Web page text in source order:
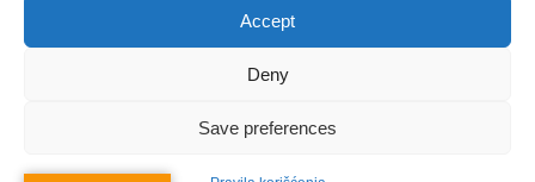
Accept
Deny
Save preferences
Ne šaljemo spamove! Pročitajte naša
Sva prava zadržava Sve o arheologiji 2019-2026